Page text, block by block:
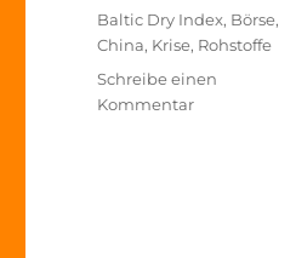
Schlagwörter
Baltic Dry Index, Börse,
China, Krise, Rohstoffe
Schreibe einen
Kommentarzu